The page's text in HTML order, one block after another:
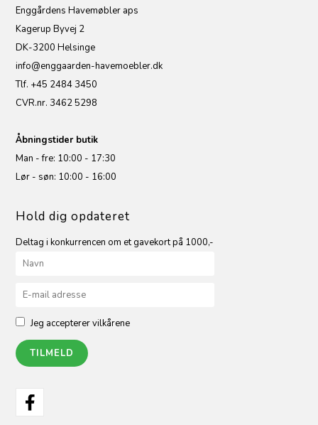
Enggårdens Havemøbler aps
Kagerup Byvej 2
DK-3200 Helsinge
info@enggaarden-havemoebler.dk
Tlf. +45 2484 3450
CVR.nr. 3462 5298
Åbningstider butik
Man - fre: 10:00 - 17:30
Lør - søn: 10:00 - 16:00
Hold dig opdateret
Deltag i konkurrencen om et gavekort på 1000,-
Jeg accepterer vilkårene